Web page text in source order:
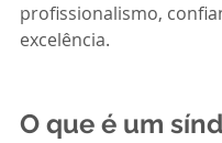
profissionalismo,
excelência.
O que é um